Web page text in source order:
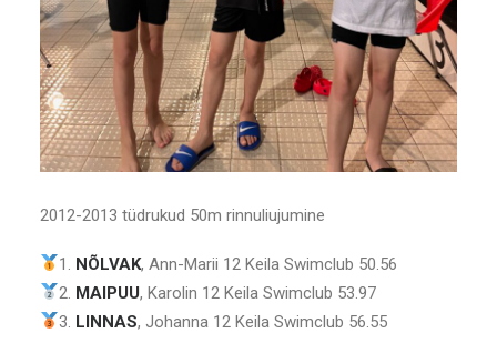
2012-2013 tüdrukud 50m rinnuliujumine
1. NÕLVAK, Ann-Marii 12 Keila Swimclub 50.56
2. MAIPUU, Karolin 12 Keila Swimclub 53.97
3. LINNAS, Johanna 12 Keila Swimclub 56.55